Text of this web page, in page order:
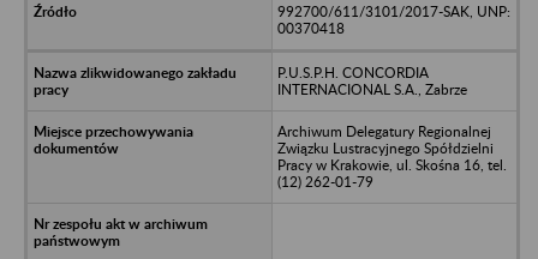
992700/611/3101/2017-SAK, UNP:
00370418
P.U.S.P.H. CONCORDIA
INTERNACIONAL S.A., Zabrze
Archiwum Delegatury Regionalnej
Związku Lustracyjnego Spółdzielni
Pracy w Krakowie, ul. Skośna 16, tel.
(12) 262-01-79